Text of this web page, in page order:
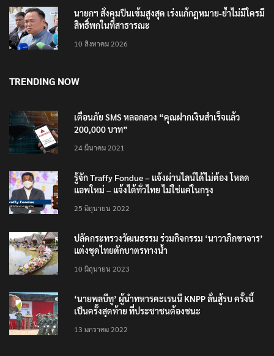
นายกฯ สั่งคุมปืนเข้มสูงสุด เร่งแก้กฎหมาย-ย้ำไม่มีใครมี
สิทธิ์พกในที่สาธารณะ
10 สิงหาคม 2026
TRENDING NOW
เตือนภัย SMS หลอกลวง “คุณฝากเงินสำเร็จแล้ว
200,000 บาท”
24 มีนาคม 2021
รู้จัก Traffy Fondue – แจ้งผ่านไลน์ได้ไม่ต้อง โหลด
แอพใหม่ – แจ้งได้ทั่วไทย ไม่ใช่แค่ในกรุง
25 มิถุนายน 2022
ปลัดกระทรวงวัฒนธรรม ร่วมกิจกรรม ‘นาวาภิกขาจาร’
แต่งชุดไทยตักบาตรทางน้ำ
10 มิถุนายน 2023
‘นายพลบีทู’ ผู้นำทหารคะเรนนี KNPP ลั่นสู้รบ ครั้งนี้
เป็นครั้งสุดท้าย ที่ประชาชนต้องชนะ
13 มกราคม 2022